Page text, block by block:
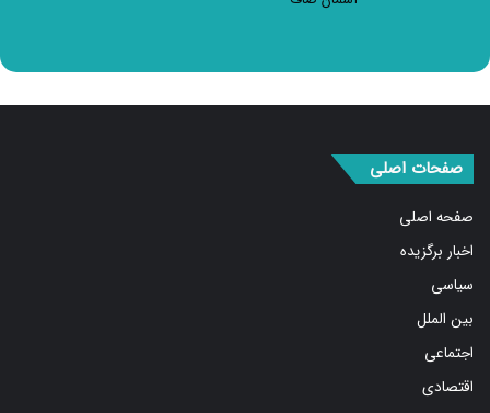
صفحات اصلی
صفحه اصلی
اخبار برگزیده
بین الملل
اجتماعی
اقتصادی
ورزشی